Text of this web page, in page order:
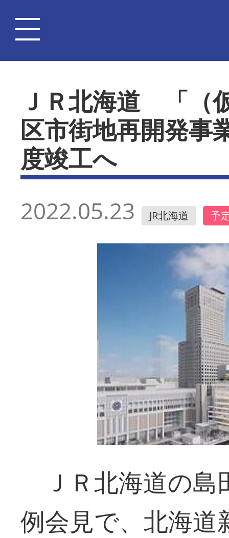
ＪＲ北海道 「（
区市街地再開発
度竣工へ
2022.05.23 JR北海道 予
ＪＲ北海道の島
例会見で、北海道